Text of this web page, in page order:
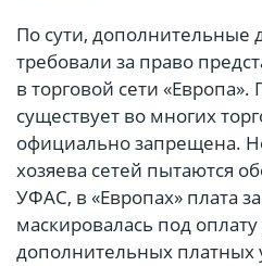
По сути, дополнительные
требовали за право
в торговой сети «Европа».
существует во многих
официально запрещена.
хозяева сетей пытаются
УФАС, в «Европах» плата
маскировалась под
дополнительных платных